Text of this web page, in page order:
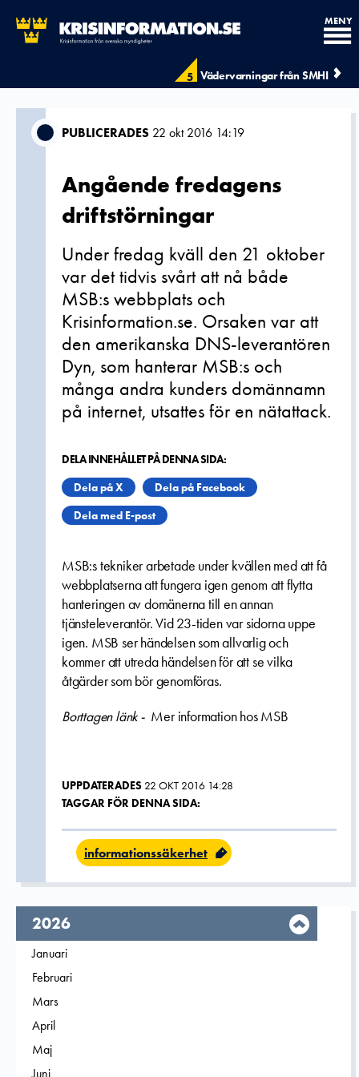
5 Vädervarningar från SMHI
MENY
PUBLICERADES 22 okt 2016 14:19
Angående fredagens
driftstörningar
Under fredag kväll den 21 oktober
var det tidvis svårt att nå både
MSB:s webbplats och
Krisinformation.se. Orsaken var att
den amerikanska DNS-leverantören
Dyn, som hanterar MSB:s och
många andra kunders domännamn
på internet, utsattes för en nätattack.
DELA INNEHÅLLET PÅ DENNA SIDA:
Dela på X
Dela på Facebook
Dela med E-post
MSB:s tekniker arbetade under kvällen med att få
webbplatserna att fungera igen genom att flytta
hanteringen av domänerna till en annan
tjänsteleverantör. Vid 23-tiden var sidorna uppe
igen. MSB ser händelsen som allvarlig och
kommer att utreda händelsen för att se vilka
åtgärder som bör genomföras.
Borttagen länk - Mer information hos MSB
UPPDATERADES 22 OKT 2016 14:28
TAGGAR FÖR DENNA SIDA:
informationssäkerhet
År,
2026
Filtrera på
Januari
Filtrera på
Februari
Filtrera på
Mars
Filtrera på
April
Filtrera på
Maj
Filtrera på
Juni